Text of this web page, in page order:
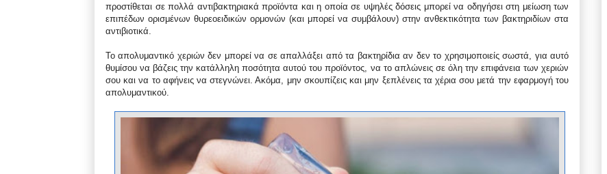
προστίθεται σε πολλά αντιβακτηριακά προϊόντα και η οποία σε υψηλές δόσεις μπορεί να οδηγήσει στη μείωση των
επιπέδων ορισμένων θυρεοειδικών ορμονών (και μπορεί να συμβάλουν) στην ανθεκτικότητα των βακτηριδίων στα
αντιβιοτικά.
Το απολυμαντικό χεριών δεν μπορεί να σε απαλλάξει από τα βακτηρίδια αν δεν το χρησιμοποιείς σωστά, για αυτό
θυμίσου να βάζεις την κατάλληλη ποσότητα αυτού του προϊόντος, να το απλώνεις σε όλη την επιφάνεια των χεριών
σου και να το αφήνεις να στεγνώνει. Ακόμα, μην σκουπίζεις και μην ξεπλένεις τα χέρια σου μετά την εφαρμογή του
απολυμαντικού.